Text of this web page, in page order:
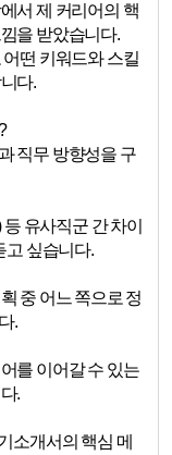
서 제 커리어의 핵
을 받았습니다.
떤 키워드와 스킬
다.
직무 방향성을 구
유사직군 간 차이
고 싶습니다.
중 어느 쪽으로 정
.
를 이어갈 수 있는
.
소개서의 핵심 메